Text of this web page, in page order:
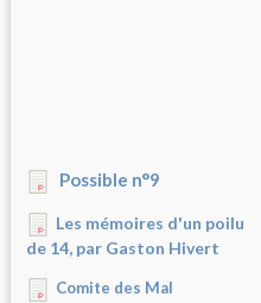
Possible n°9
Les mémoires d'un poilu
de 14, par Gaston Hivert
Comite des Mal